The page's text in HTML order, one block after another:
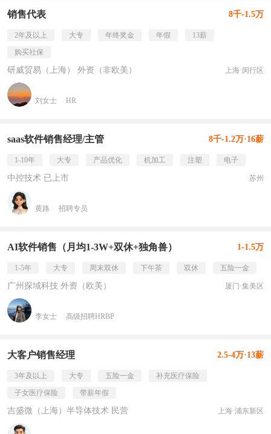
销售代表 8千-1.5万
2年及以上 大专 年终奖金 年假
13薪
购买社保
研威贸易（上海） 外资（非欧美） 上海·闵行区
刘女士 HR
saas软件销售经理/主管 8千-1.2万·16薪
1-10年 大专 产品优化 机加工 注塑 电子
中控技术 已上市 苏州
黄路 招聘专员
AI软件销售（月均1-3W+双休+独角兽） 1-1.5万
1-5年 大专 周末双休 下午茶 双休 五险一金
广州探域科技 外资（欧美） 厦门·集美区
李女士 高级招聘HRBP
大客户销售经理 2.5-4万·13薪
3年及以上 大专 五险一金
补充医疗保险
子女医疗保险
带薪年假
吉盛微（上海）半导体技术 民营 上海·浦东新区